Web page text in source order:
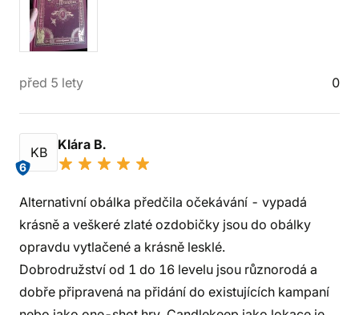
před 5 lety 0
KB
6
Klára B.
Alternativní obálka předčila očekávání - vypadá
krásně a veškeré zlaté ozdobičky jsou do obálky
opravdu vytlačené a krásně lesklé.
Dobrodružství od 1 do 16 levelu jsou různorodá a
dobře připravená na přidání do existujících kampaní